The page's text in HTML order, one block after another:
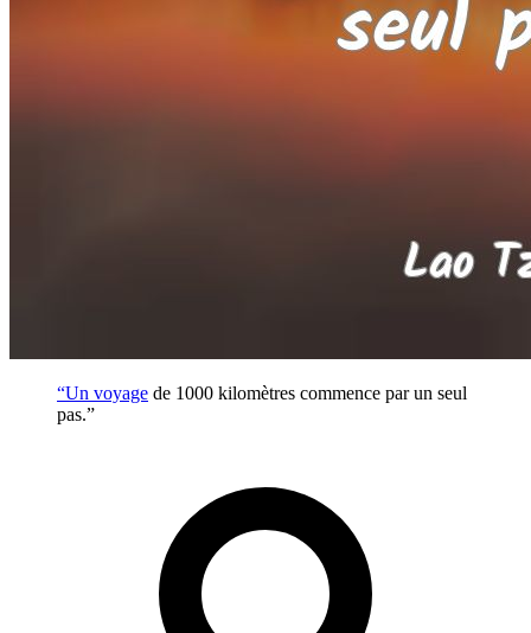
“Un voyage de 1000 kilomètres commence par un seul
pas.”